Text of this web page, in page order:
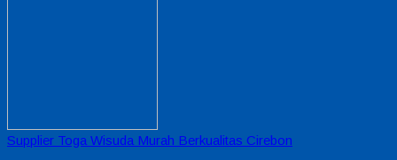
Supplier Toga Wisuda Murah Berkualitas Cirebon